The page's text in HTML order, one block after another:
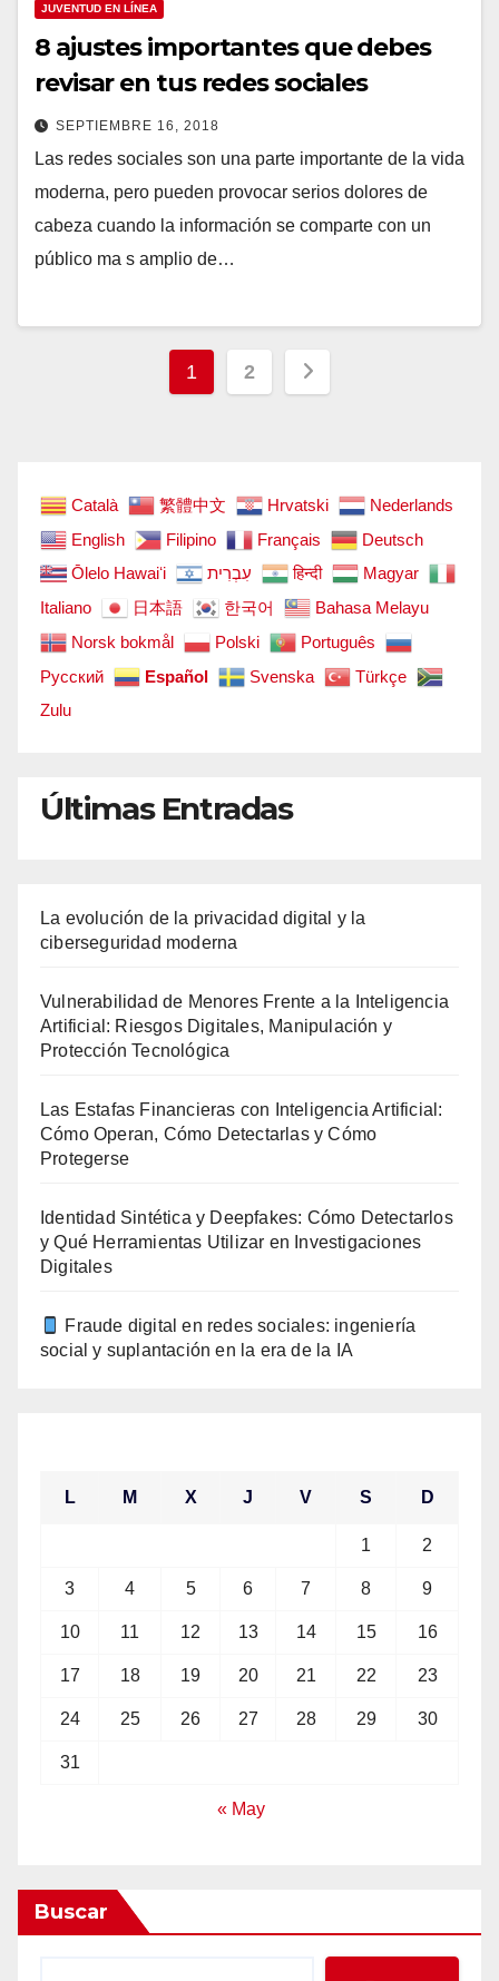
JUVENTUD EN LÍNEA
8 ajustes importantes que debes
revisar en tus redes sociales
SEPTIEMBRE 16, 2018
Las redes sociales son una parte importante de la vida
moderna, pero pueden provocar serios dolores de
cabeza cuando la información se comparte con un
público ma s amplio de…
Paginación
1 2
Català 繁體中文 Hrvatski
Nederlands
English
Filipino Français
Deutsch
Ōlelo Hawaiʻi
עִבְרִית हिन्दी
Magyar
Italiano
日本語 한국어
Bahasa Melayu
Norsk bokmål
Polski
Português
Русский
Español Svenska
Türkçe
Zulu
Últimas Entradas
La evolución de la privacidad digital y la
ciberseguridad moderna
Vulnerabilidad de Menores Frente a la Inteligencia
Artificial: Riesgos Digitales, Manipulación y
Protección Tecnológica
Las Estafas Financieras con Inteligencia Artificial:
Cómo Operan, Cómo Detectarlas y Cómo
Protegerse
Identidad Sintética y Deepfakes: Cómo Detectarlos
y Qué Herramientas Utilizar en Investigaciones
Digitales
Fraude digital en redes sociales: ingeniería
social y suplantación en la era de la IA
L M X J V S D
1 2
3 4 5 6 7 8 9
10 11 12 13 14 15 16
17 18 19 20 21 22 23
24 25 26 27 28 29 30
31
« May
Buscar